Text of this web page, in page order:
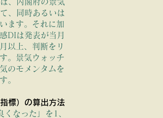
な変化
、同時あるいは
ます。それに加
DIは発表が当月
以上、判断をリ
。景気ウォッチ
のモメンタムを
。
標）の算出方法
なった」を1、